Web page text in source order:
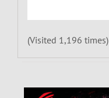
(Visited 1,196 times)